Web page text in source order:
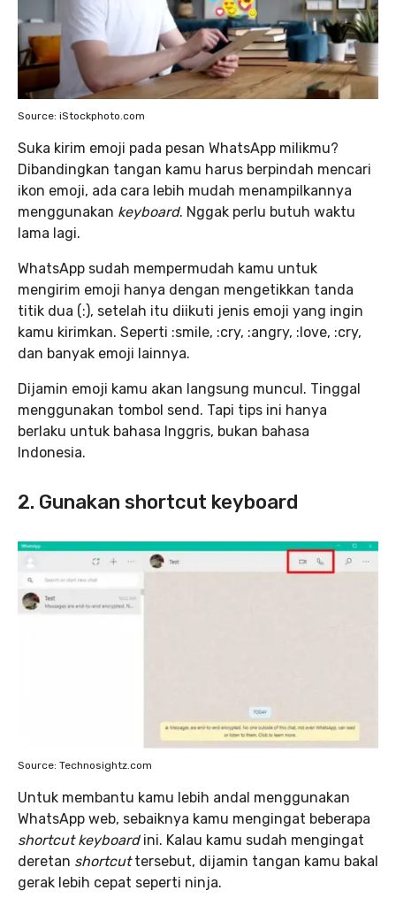
Source: iStockphoto.com
Suka kirim emoji pada pesan WhatsApp milikmu?
Dibandingkan tangan kamu harus berpindah mencari
ikon emoji, ada cara lebih mudah menampilkannya
menggunakan keyboard. Nggak perlu butuh waktu
lama lagi.
WhatsApp sudah mempermudah kamu untuk
mengirim emoji hanya dengan mengetikkan tanda
titik dua (:), setelah itu diikuti jenis emoji yang ingin
kamu kirimkan. Seperti :smile, :cry, :angry, :love, :cry,
dan banyak emoji lainnya.
Dijamin emoji kamu akan langsung muncul. Tinggal
menggunakan tombol send. Tapi tips ini hanya
berlaku untuk bahasa Inggris, bukan bahasa
Indonesia.
2. Gunakan shortcut keyboard
Source: Technosightz.com
Untuk membantu kamu lebih andal menggunakan
WhatsApp web, sebaiknya kamu mengingat beberapa
shortcut keyboard ini. Kalau kamu sudah mengingat
deretan shortcuttersebut, dijamin tangan kamu bakal
gerak lebih cepat seperti ninja.